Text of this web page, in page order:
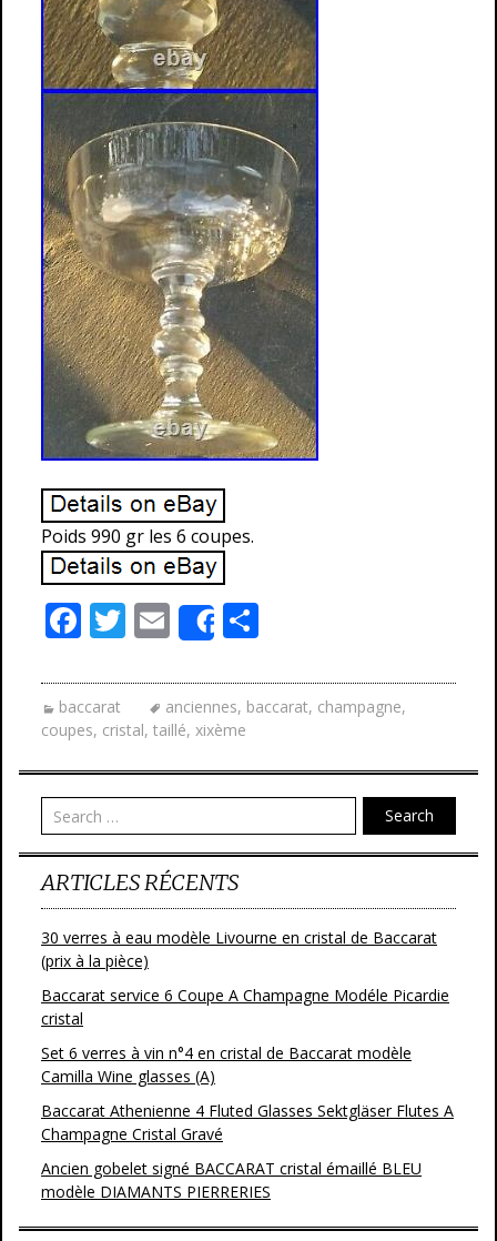
Poids 990 gr les 6 coupes.
F
e
b
o
o
k
T
itt
er
E
m
ai
l
Share
ta
g
er
baccarat anciennes, baccarat, champagne,
coupes, cristal, taillé, xixème
Search
ARTICLES RÉCENTS
30 verres à eau modèle Livourne en cristal de Baccarat
(prix à la pièce)
Baccarat service 6 Coupe A Champagne Modéle Picardie
cristal
Set 6 verres à vin n°4 en cristal de Baccarat modèle
Camilla Wine glasses (A)
Baccarat Athenienne 4 Fluted Glasses Sektgläser Flutes A
Champagne Cristal Gravé
Ancien gobelet signé BACCARAT cristal émaillé BLEU
modèle DIAMANTS PIERRERIES